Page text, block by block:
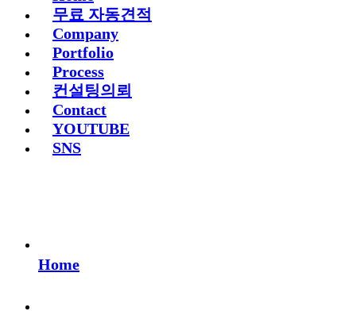
무료 자동견적
Company
Portfolio
Process
컨설팅의뢰
Contact
YOUTUBE
SNS
Home